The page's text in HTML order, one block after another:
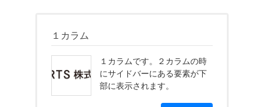
１カラム
１カラムです。２カラムの時
にサイドバーにある要素が下
部に表示されます。